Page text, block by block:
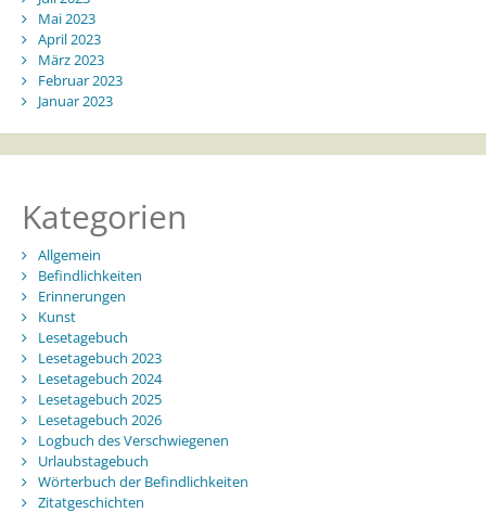
Mai 2023
April 2023
März 2023
Februar 2023
Januar 2023
Kategorien
Allgemein
Befindlichkeiten
Erinnerungen
Kunst
Lesetagebuch
Lesetagebuch 2023
Lesetagebuch 2024
Lesetagebuch 2025
Lesetagebuch 2026
Logbuch des Verschwiegenen
Urlaubstagebuch
Wörterbuch der Befindlichkeiten
Zitatgeschichten